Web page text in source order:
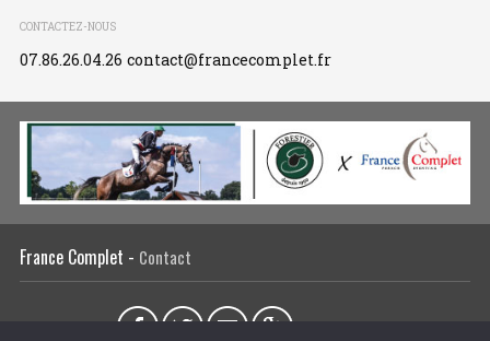
CONTACTEZ-NOUS
07.86.26.04.26 contact@francecomplet.fr
France Complet - Contact